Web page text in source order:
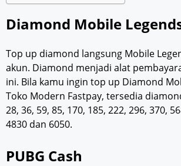
Diamond Mobile
Top up diamond langsung Mobile
akun. Diamond menjadi alat
ini. Bila kamu ingin top up Diamond
Toko Modern Fastpay, tersedia
28, 36, 59, 85, 170, 185, 222, 296, 370,
4830 dan 6050.
PUBG Cash